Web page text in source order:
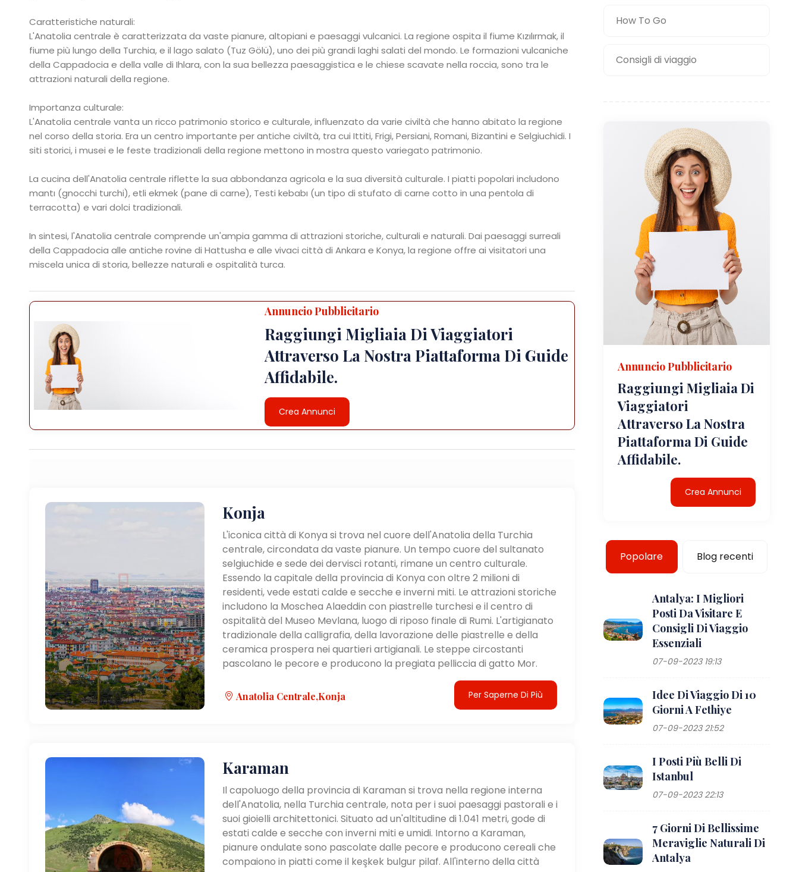
Caratteristiche naturali:
L'Anatolia centrale è caratterizzata da vaste pianure, altopiani e paesaggi vulcanici. La regione ospita il fiume Kızılırmak, il
fiume più lungo della Turchia, e il lago salato (Tuz Gölü), uno dei più grandi laghi salati del mondo. Le formazioni vulcaniche
della Cappadocia e della valle di Ihlara, con la sua bellezza paesaggistica e le chiese scavate nella roccia, sono tra le
attrazioni naturali della regione.
Importanza culturale:
L'Anatolia centrale vanta un ricco patrimonio storico e culturale, influenzato da varie civiltà che hanno abitato la regione
nel corso della storia. Era un centro importante per antiche civiltà, tra cui Ittiti, Frigi, Persiani, Romani, Bizantini e Selgiuchidi. I
siti storici, i musei e le feste tradizionali della regione mettono in mostra questo variegato patrimonio.
La cucina dell'Anatolia centrale riflette la sua abbondanza agricola e la sua diversità culturale. I piatti popolari includono
mantı (gnocchi turchi), etli ekmek (pane di carne), Testi kebabı (un tipo di stufato di carne cotto in una pentola di
terracotta) e vari dolci tradizionali.
In sintesi, l'Anatolia centrale comprende un'ampia gamma di attrazioni storiche, culturali e naturali. Dai paesaggi surreali
della Cappadocia alle antiche rovine di Hattusha e alle vivaci città di Ankara e Konya, la regione offre ai visitatori una
miscela unica di storia, bellezze naturali e ospitalità turca.
Annuncio Pubblicitario
Raggiungi Migliaia Di Viaggiatori
Attraverso La Nostra Piattaforma Di Guide
Affidabile.
Crea Annunci
Konja
L'iconica città di Konya si trova nel cuore dell'Anatolia della Turchia
centrale, circondata da vaste pianure. Un tempo cuore del sultanato
selgiuchide e sede dei dervisci rotanti, rimane un centro culturale.
Essendo la capitale della provincia di Konya con oltre 2 milioni di
residenti, vede estati calde e secche e inverni miti. Le attrazioni storiche
includono la Moschea Alaeddin con piastrelle turchesi e il centro di
ospitalità del Museo Mevlana, luogo di riposo finale di Rumi. L'artigianato
tradizionale della calligrafia, della lavorazione delle piastrelle e della
ceramica prospera nei quartieri artigianali. Le steppe circostanti
pascolano le pecore e producono la pregiata pelliccia di gatto Mor.
Anatolia Centrale,Konja Per Saperne Di Più
Karaman
Il capoluogo della provincia di Karaman si trova nella regione interna
dell'Anatolia, nella Turchia centrale, nota per i suoi paesaggi pastorali e i
suoi gioielli architettonici. Situato ad un'altitudine di 1.041 metri, gode di
estati calde e secche con inverni miti e umidi. Intorno a Karaman,
pianure ondulate sono pascolate dalle pecore e producono cereali che
compaiono in piatti come il keşkek bulgur pilaf. All'interno della città
How To Go
Consigli di viaggio
Annuncio Pubblicitario
Raggiungi Migliaia Di
Viaggiatori
Attraverso La Nostra
Piattaforma Di Guide
Affidabile.
Crea Annunci
Popolare Blog recenti
Antalya: I Migliori
Posti Da Visitare E
Consigli Di Viaggio
Essenziali
07-09-2023 19:13
Idee Di Viaggio Di 10
Giorni A Fethiye
07-09-2023 21:52
I Posti Più Belli Di
Istanbul
07-09-2023 22:13
7 Giorni Di Bellissime
Meraviglie Naturali Di
Antalya